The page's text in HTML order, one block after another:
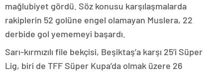
mağlubiyet gördü. Söz konusu karşılaşmalarda
rakiplerin 52 golüne engel olamayan Muslera, 22
derbide gol yememeyi başardı.
Sarı-kırmızılı file bekçisi, Beşiktaş’a karşı 25’i Süper
Lig, biri de TFF Süper Kupa’da olmak üzere 26